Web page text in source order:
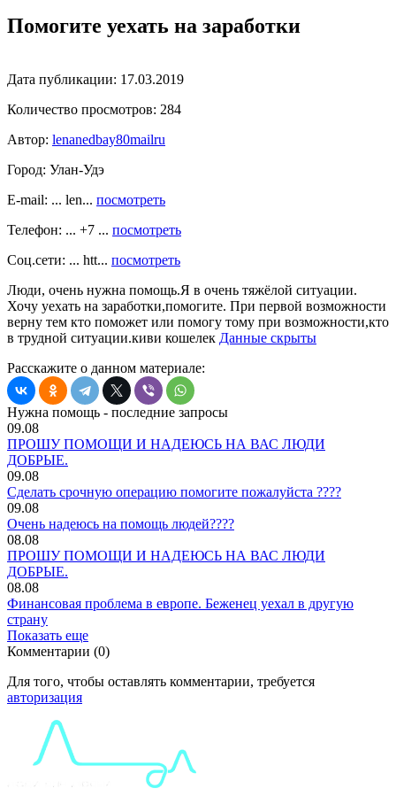
Помогите уехать на заработки
Дата публикации: 17.03.2019
Количество просмотров: 284
Автор: lenanedbay80mailru
Город: Улан-Удэ
E-mail: ... len... посмотреть
Телефон: ... +7 ... посмотреть
Соц.сети: ... htt... посмотреть
Люди, очень нужна помощь.Я в очень тяжёлой ситуации.
Хочу уехать на заработки,помогите. При первой возможности
верну тем кто поможет или помогу тому при возможности,кто
в трудной ситуации.киви кошелек Данные скрыты
Расскажите о данном материале:
Нужна помощь - последние запросы
09.08
ПРОШУ ПОМОЩИ И НАДЕЮСЬ НА ВАС ЛЮДИ
ДОБРЫЕ.
09.08
Сделать срочную операцию помогите пожалуйста ????
09.08
Очень надеюсь на помощь людей????
08.08
ПРОШУ ПОМОЩИ И НАДЕЮСЬ НА ВАС ЛЮДИ
ДОБРЫЕ.
08.08
Финансовая проблема в европе. Беженец уехал в другую
страну
Показать еще
Комментарии (0)
Для того, чтобы оставлять комментарии, требуется
авторизация